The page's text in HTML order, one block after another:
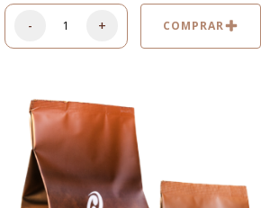
- + COMPRAR